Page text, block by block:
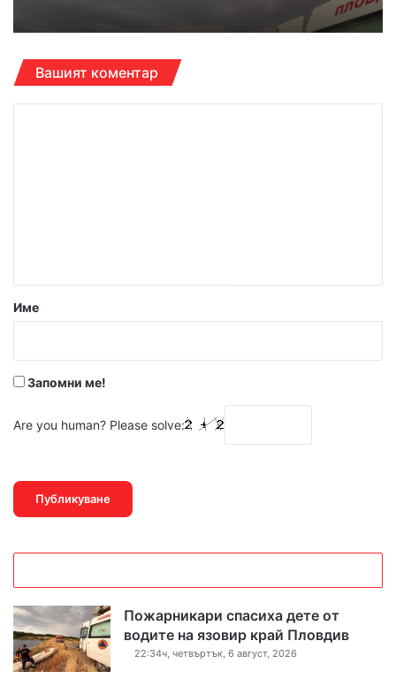
Вашият коментар
р
Име
Запомни ме!
Are you human? Please solve:
Пожарникари спасиха дете от
водите на язовир край Пловдив
22:34ч, четвъртък, 6 август, 2026